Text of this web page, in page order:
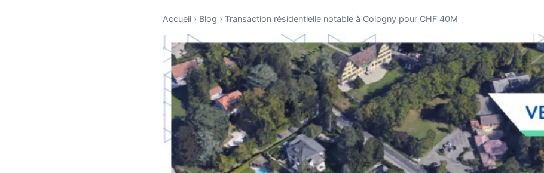
Accueil › Blog › Transaction résidentielle notable à Cologny pour CHF 40M